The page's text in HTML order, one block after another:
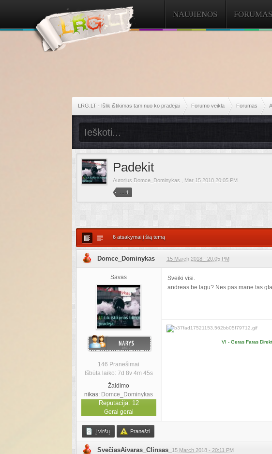
NAUJIENOS FORUMAS
LRG.LT - Išlik ištikimas tam nuo ko pradėjai Forumo veikla Forumas
Padekit
Autorius Domce_Dominykas Mar 15 2018 20:05 PM
....1
6 atsakymai į šią temą
Domce_Dominykas 15 March 2018 - 20:05 PM
Savas
146 Pranešimai
Išbūta laiko: 7d 8v 4m 45s
Žaidimo
nikas: Domce_Dominykas
Reputacija: 12
Gerai gerai
Sveiki
andreas be lagu? Nes pas mane tas
VI - Geras Faras
Į viršų Pranešti
SvečiasAivaras_Clinsas_ 15 March 2018 - 20:11 PM